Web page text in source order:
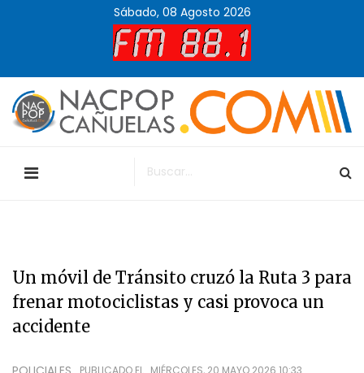
Sábado, 08 Agosto 2026
Un móvil de Tránsito cruzó la Ruta 3 para
frenar motociclistas y casi provoca un
accidente
PUBLICADO EL MIÉRCOLES, 20 MAYO 2026 10:33